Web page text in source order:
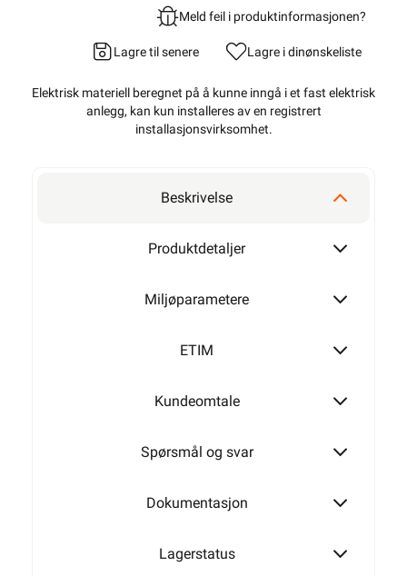
Meld feil i produktinformasjonen?
Lagre til senere Lagre i dinønskeliste
Elektrisk materiell beregnet på å kunne inngå i et fast elektrisk
anlegg, kan kun installeres av en registrert
installasjonsvirksomhet.
Beskrivelse
Produktdetaljer
Miljøparametere
ETIM
Kundeomtale
Spørsmål og svar
Dokumentasjon
Lagerstatus